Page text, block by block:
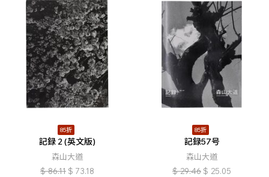
85折
記録 2 (英文版)
森山大道
$ 86.11 $ 73.18
85折
記録57号
森山大道
$ 29.46 $ 25.05